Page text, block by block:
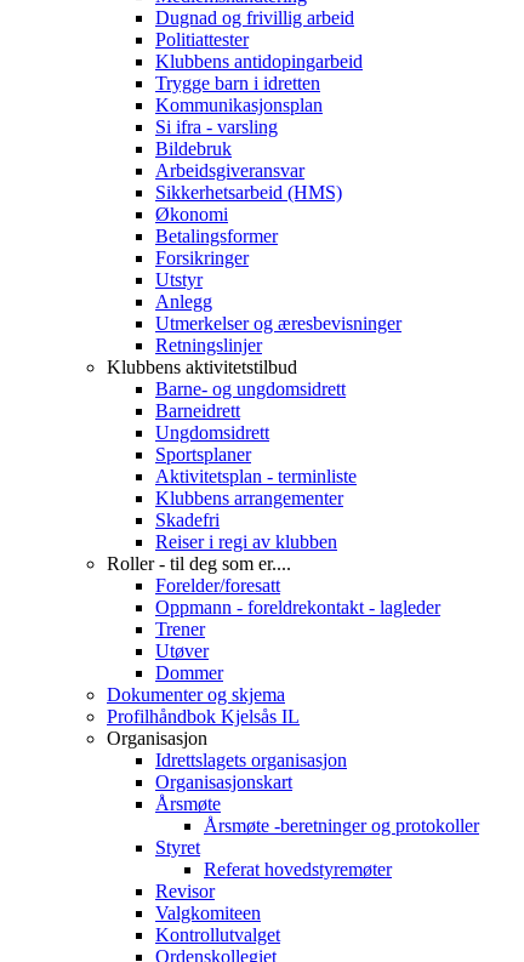
Dugnad og frivillig arbeid
Politiattester
Klubbens antidopingarbeid
Trygge barn i idretten
Kommunikasjonsplan
Si ifra - varsling
Bildebruk
Arbeidsgiveransvar
Sikkerhetsarbeid (HMS)
Økonomi
Betalingsformer
Forsikringer
Utstyr
Anlegg
Utmerkelser og æresbevisninger
Retningslinjer
Klubbens aktivitetstilbud
Barne- og ungdomsidrett
Barneidrett
Ungdomsidrett
Sportsplaner
Aktivitetsplan - terminliste
Klubbens arrangementer
Skadefri
Reiser i regi av klubben
Roller - til deg som er....
Forelder/foresatt
Oppmann - foreldrekontakt - lagleder
Trener
Utøver
Dommer
Dokumenter og skjema
Profilhåndbok Kjelsås IL
Organisasjon
Idrettslagets organisasjon
Organisasjonskart
Årsmøte
Årsmøte -beretninger og protokoller
Styret
Referat hovedstyremøter
Revisor
Valgkomiteen
Kontrollutvalget
Ordenskollegiet